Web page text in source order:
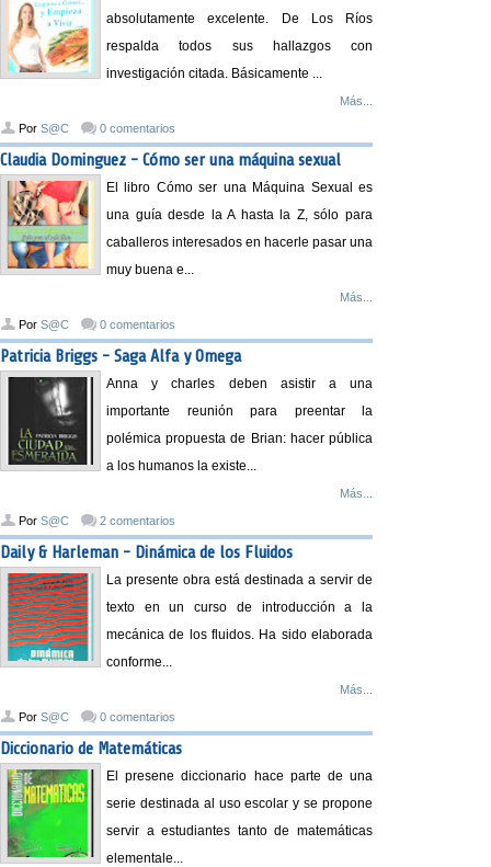
absolutamente excelente. De Los Ríos
respalda todos sus hallazgos con
investigación citada. Básicamente ...
Más...
Por S@C 0 comentarios
Claudia Dominguez - Cómo ser una máquina sexual
El libro Cómo ser una Máquina Sexual es
una guía desde la A hasta la Z, sólo para
caballeros interesados en hacerle pasar una
muy buena e...
Más...
Por S@C 0 comentarios
Patricia Briggs - Saga Alfa y Omega
Anna y charles deben asistir a una
importante reunión para preentar la
polémica propuesta de Brian: hacer pública
a los humanos la existe...
Más...
Por S@C 2 comentarios
Daily & Harleman - Dinámica de los Fluidos
La presente obra está destinada a servir de
texto en un curso de introducción a la
mecánica de los fluidos. Ha sido elaborada
conforme...
Más...
Por S@C 0 comentarios
Diccionario de Matemáticas
El presene diccionario hace parte de una
serie destinada al uso escolar y se propone
servir a estudiantes tanto de matemáticas
elementale...